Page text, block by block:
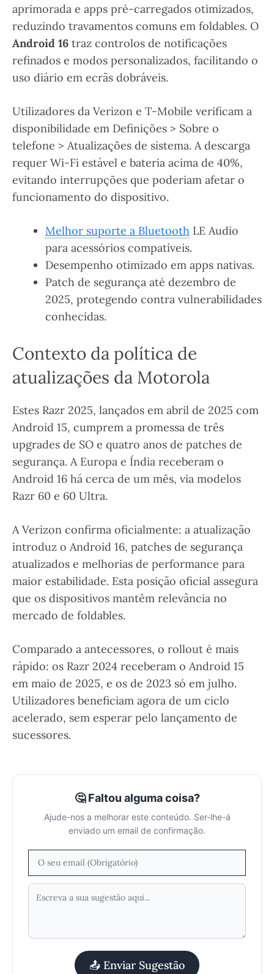
aprimorada e apps pré-carregados otimizados,
reduzindo travamentos comuns em foldables. O
Android 16 traz controlos de notificações
refinados e modos personalizados, facilitando o
uso diário em ecrãs dobráveis.
Utilizadores da Verizon e T-Mobile verificam a
disponibilidade em Definições > Sobre o
telefone > Atualizações de sistema. A descarga
requer Wi-Fi estável e bateria acima de 40%,
evitando interrupções que poderiam afetar o
funcionamento do dispositivo.
Melhor suporte a Bluetooth LE Audio
para acessórios compatíveis.
Desempenho otimizado em apps nativas.
Patch de segurança até dezembro de
2025, protegendo contra vulnerabilidades
conhecidas.
Contexto da política de
atualizações da Motorola
Estes Razr 2025, lançados em abril de 2025 com
Android 15, cumprem a promessa de três
upgrades de SO e quatro anos de patches de
segurança. A Europa e Índia receberam o
Android 16 há cerca de um mês, via modelos
Razr 60 e 60 Ultra.
A Verizon confirma oficialmente: a atualização
introduz o Android 16, patches de segurança
atualizados e melhorias de performance para
maior estabilidade. Esta posição oficial assegura
que os dispositivos mantêm relevância no
mercado de foldables.
Comparado a antecessores, o rollout é mais
rápido: os Razr 2024 receberam o Android 15
em maio de 2025, e os de 2023 só em julho.
Utilizadores beneficiam agora de um ciclo
acelerado, sem esperar pelo lançamento de
sucessores.
🤔 Faltou alguma coisa?
Ajude-nos a melhorar este conteúdo. Ser-lhe-á
enviado um email de confirmação.
📤 Enviar Sugestão